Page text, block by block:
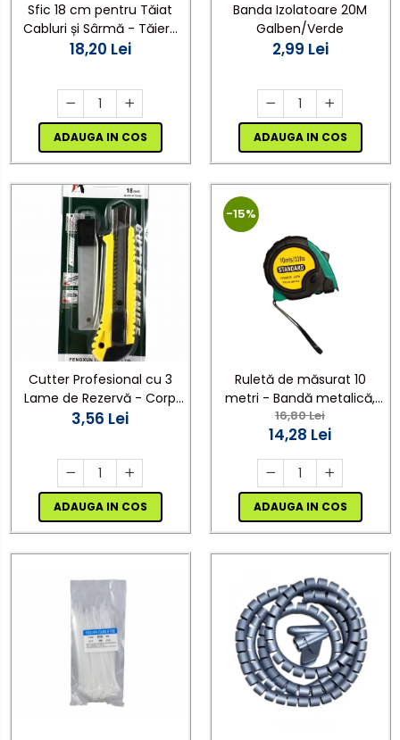
Sfic 18 cm pentru Tăiat
Cabluri și Sârmă - Tăiere
Laterală, Mâner Cauciucat
18,20 Lei
ADAUGA IN COS
Banda Izolatoare 20M
Galben/Verde
2,99 Lei
ADAUGA IN COS
Cutter Profesional cu 3
Lame de Rezervă - Corp
Metalic, Sistem de Blocare,
3,56 Lei
ADAUGA IN COS
-15%
Ruletă de măsurat 10
metri - Bandă metalică,
Blocare + Stop dublu-
engros
16,80 Lei
14,28 Lei
ADAUGA IN COS